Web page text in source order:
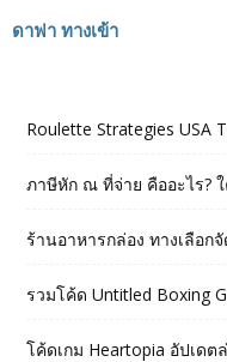
ดาฟา ทางเข้า
Roulette Strategies USA
ภาษีหัก ณ ที่จ่าย คืออะไร?
ร้านอาหารกล่อง ทางเลือก
รวมโค้ด Untitled Boxing
โค้ดเกม Heartopia อัปเดต